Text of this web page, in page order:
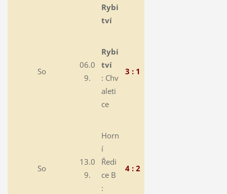
Rybi
tví
So
06.0
9.
Rybi
tví
: Chv
aleti
ce
3 : 1
So
13.0
9.
Horn
í
Ředi
ce B
:
4 : 2